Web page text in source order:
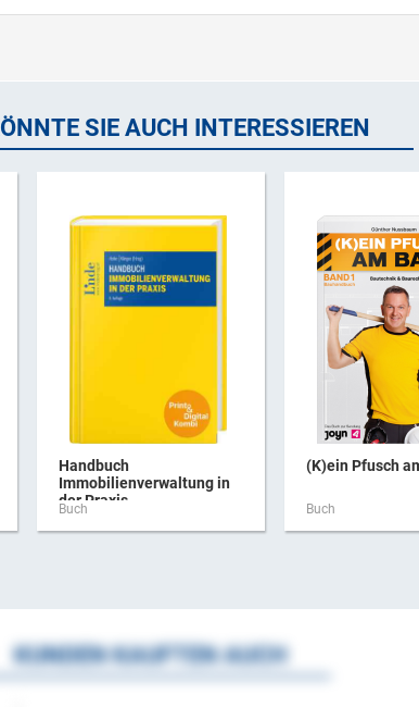
SIE AUCH INTERESSIEREN
Handbuch
Immobilienverwaltung in
der Praxis ...
Buch
(K)ein Pfusch
Buch
KUNDEN KAUFTEN AUCH